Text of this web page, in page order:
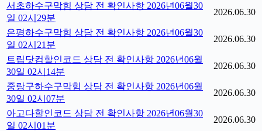
서초하수구막힘 상담 전 확인사항 2026년06월30
일 02시29분
2026.06.30
은평하수구막힘 상담 전 확인사항 2026년06월30
일 02시21분
2026.06.30
트립닷컴할인코드 상담 전 확인사항 2026년06월
30일 02시14분
2026.06.30
중랑구하수구막힘 상담 전 확인사항 2026년06월
30일 02시07분
2026.06.30
아고다할인코드 상담 전 확인사항 2026년06월30
일 02시01분
2026.06.30